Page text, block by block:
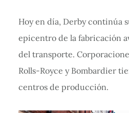
Hoy en día, Derby continúa
epicentro de la fabricación
del transporte.
Rolls-Royce y Bombardier
centros de producción.